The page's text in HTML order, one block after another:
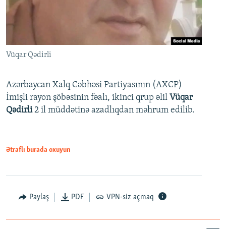
Vüqar Qədirli
Azərbaycan Xalq Cəbhəsi Partiyasının (AXCP)
İmişli rayon şöbəsinin fəalı, ikinci qrup əlil Vüqar
Qədirli2 il müddətinə azadlıqdan məhrum edilib.
Ətraflı burada oxuyun
Paylaş PDF VPN-siz açmaq